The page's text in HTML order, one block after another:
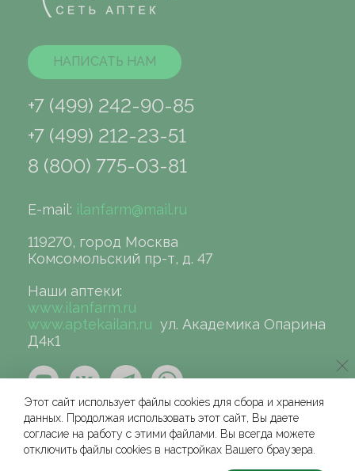
НАПИСАТЬ НАМ
+7 (499) 242-90-85
+7 (499) 212-23-51
8 (800) 775-03-81
E-mail: ilanfarm@mail.ru
119270, город Москва
Комсомольский пр-т, д. 47
Наши аптеки:
www.ilanfarm.ru
www.aptekailan.ru ул. Академика Опарина
Д4к1
©сеть аптек «ИЛАН», 2004-2026
Этот сайт использует файлы cookies для сбора и хранения
данных. Продолжая использовать этот сайт, Вы даете
согласие на работу с этими файлами. Вы всегда можете
отключить файлы cookies в настройках Вашего браузера.